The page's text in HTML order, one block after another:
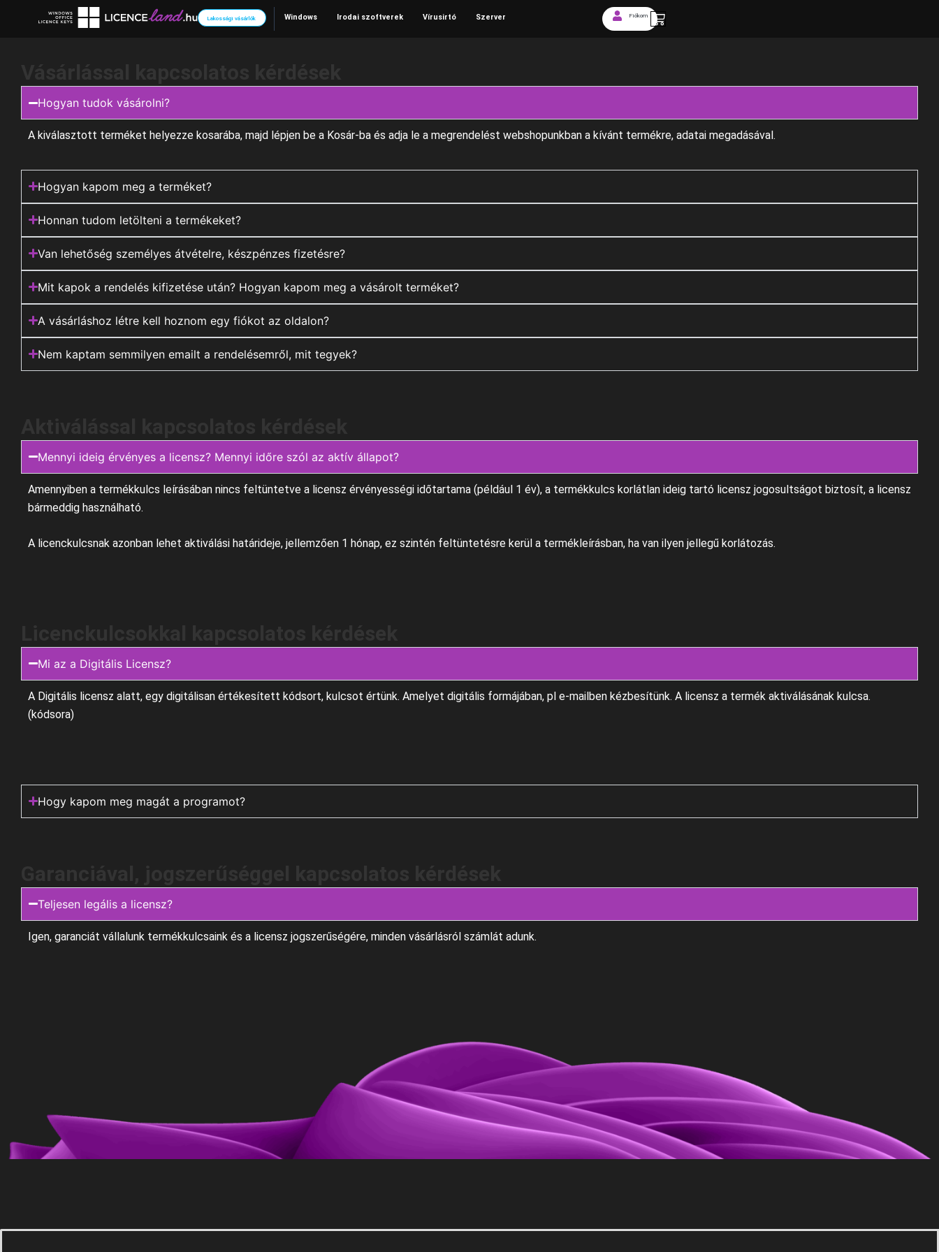
Lakossági vásárlók Windows Irodai szoftverek Vírusirtó Szerver Fiókom Kosár
Hogyan tudok vásárolni?
A kiválasztott terméket helyezze kosarába, majd lépjen be a Kosár-ba és adja le a megrendelést webshopunkban a kívánt termékre, adatai megadásával.
Hogyan kapom meg a terméket?
Honnan tudom letölteni a termékeket?
Van lehetőség személyes átvételre, készpénzes fizetésre?
Mit kapok a rendelés kifizetése után? Hogyan kapom meg a vásárolt terméket?
A vásárláshoz létre kell hoznom egy fiókot az oldalon?
Nem kaptam semmilyen emailt a rendelésemről, mit tegyek?
Mennyi ideig érvényes a licensz? Mennyi időre szól az aktív állapot?
Amennyiben a termékkulcs leírásában nincs feltüntetve a licensz érvényességi időtartama (például 1 év), a termékkulcs korlátlan ideig tartó licensz jogosultságot biztosít, a licensz
bármeddig használható.
A licenckulcsnak azonban lehet aktiválási határideje, jellemzően 1 hónap, ez szintén feltüntetésre kerül a termékleírásban, ha van ilyen jellegű korlátozás.
Mi az a Digitális Licensz?
A Digitális licensz alatt, egy digitálisan értékesített kódsort, kulcsot értünk. Amelyet digitális formájában, pl e-mailben kézbesítünk. A licensz a termék aktiválásának kulcsa.
(kódsora)
Hogy kapom meg magát a programot?
Teljesen legális a licensz?
Igen, garanciát vállalunk termékkulcsaink és a licensz jogszerűségére, minden vásárlásról számlát adunk.